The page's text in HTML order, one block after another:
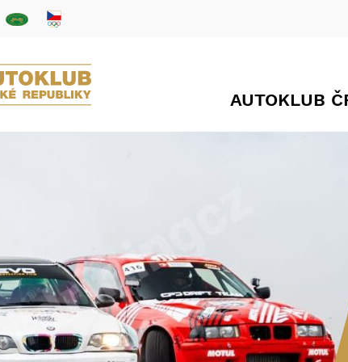
AUTOKLUB
minulých dní nám dalo pořádně zabrat. Ale ještě
pořádně horko bude o víkendu na…